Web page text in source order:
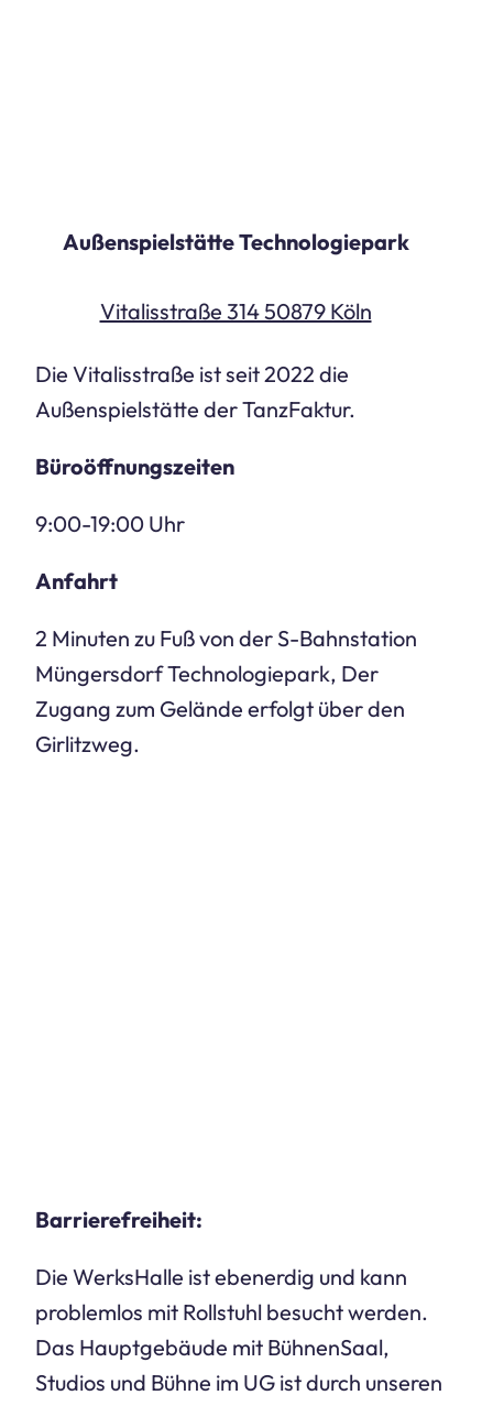
Außenspielstätte Technologiepark
Vitalisstraße 314 50879 Köln
Die Vitalisstraße ist seit 2022 die
Außenspielstätte der TanzFaktur.
Büroöffnungszeiten
9:00-19:00 Uhr
Anfahrt
2 Minuten zu Fuß von der S-Bahnstation
Müngersdorf Technologiepark, Der
Zugang zum Gelände erfolgt über den
Girlitzweg.
Barrierefreiheit:
Die WerksHalle ist ebenerdig und kann
problemlos mit Rollstuhl besucht werden.
Das Hauptgebäude mit BühnenSaal,
Studios und Bühne im UG ist durch unseren